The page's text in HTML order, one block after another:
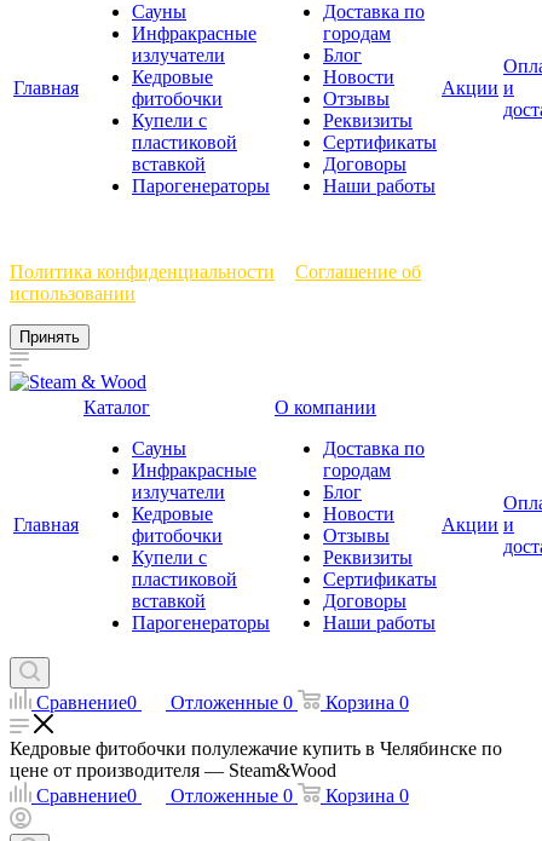
Главная
Сауны
Инфракрасные
излучатели
Кедровые
фитобочки
Купели с
пластиковой
вставкой
Парогенераторы
Доставка по
городам
Блог
Новости
Отзывы
Реквизиты
Сертификаты
Договоры
Наши работы
Акции и
Политика конфиденциальности
Соглашение об
использовании
Принять
Главная
Каталог
Сауны
Инфракрасные
излучатели
Кедровые
фитобочки
Купели с
пластиковой
вставкой
Парогенераторы
О компании
Доставка по
городам
Блог
Новости
Отзывы
Реквизиты
Сертификаты
Договоры
Наши работы
Акции и
Сравнение0 Отложенные 0 Корзина 0
Кедровые фитобочки полулежачие купить в Челябинске по
цене от производителя — Steam&Wood
Сравнение0 Отложенные 0 Корзина 0